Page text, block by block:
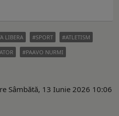
LIBERA SPORT
ATLETISM
PAAVO NURMI
Sâmbătă, 13 Iunie 2026 10:06